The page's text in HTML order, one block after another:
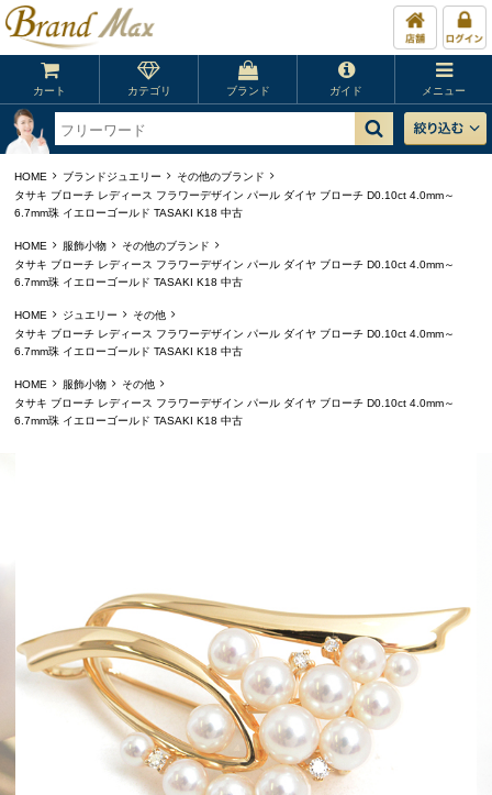
カート カテゴリ ブランド ガイド メニュー
HOME ブランドジュエリー
その他のブランド
タサキ ブローチ レディース フラワーデザイン パール ダイヤ ブローチ D0.10ct 4.0mm～
6.7mm珠 イエローゴールド TASAKI K18 中古
HOME 服飾小物
その他のブランド
タサキ ブローチ レディース フラワーデザイン パール ダイヤ ブローチ D0.10ct 4.0mm～
6.7mm珠 イエローゴールド TASAKI K18 中古
HOME ジュエリー
その他
タサキ ブローチ レディース フラワーデザイン パール ダイヤ ブローチ D0.10ct 4.0mm～
6.7mm珠 イエローゴールド TASAKI K18 中古
HOME 服飾小物
その他
タサキ ブローチ レディース フラワーデザイン パール ダイヤ ブローチ D0.10ct 4.0mm～
6.7mm珠 イエローゴールド TASAKI K18 中古